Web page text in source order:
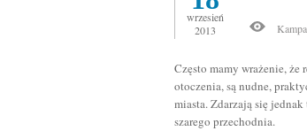
wrzesień
2013
Często mamy wrażenie,
otoczenia, są nudne,
miasta. Zdarzają się
szarego przechodnia.